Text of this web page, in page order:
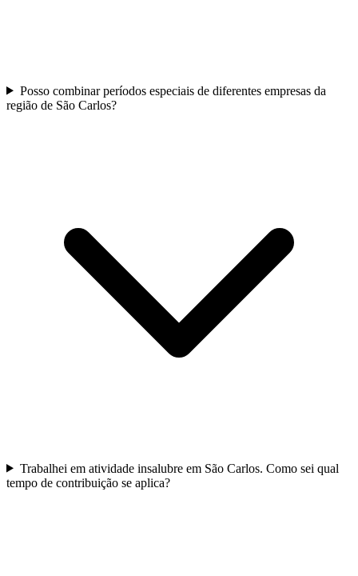
Posso combinar períodos especiais de diferentes empresas da
região de São Carlos?
Trabalhei em atividade insalubre em São Carlos. Como sei qual
tempo de contribuição se aplica?